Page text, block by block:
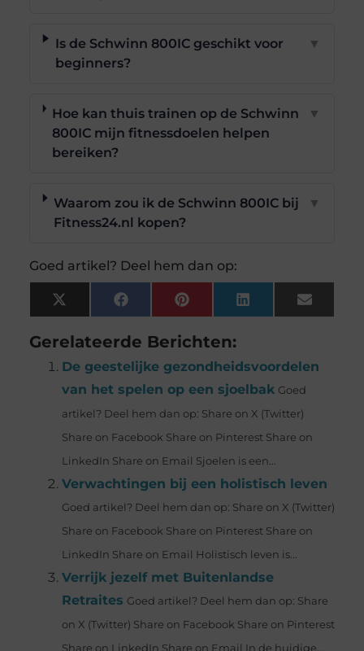
Is de Schwinn 800IC geschikt voor
beginners?
▼
Hoe kan thuis trainen op de Schwinn
800IC mijn fitnessdoelen helpen
bereiken?
▼
Waarom zou ik de Schwinn 800IC bij
Fitness24.nl kopen?
▼
Goed artikel? Deel hem dan op:
X
(Twitter)
FacebookPinterestLinkedInEmail
Gerelateerde Berichten:
De geestelijke gezondheidsvoordelen
van het spelen op een sjoelbak Goed
artikel? Deel hem dan op: Share on X (Twitter)
Share on Facebook Share on Pinterest Share on
LinkedIn Share on Email Sjoelen is een...
Verwachtingen bij een holistisch leven
Goed artikel? Deel hem dan op: Share on X (Twitter)
Share on Facebook Share on Pinterest Share on
LinkedIn Share on Email Holistisch leven is...
Verrijk jezelf met Buitenlandse
Retraites Goed artikel? Deel hem dan op: Share
on X (Twitter) Share on Facebook Share on Pinterest
Share on LinkedIn Share on Email In de huidige...